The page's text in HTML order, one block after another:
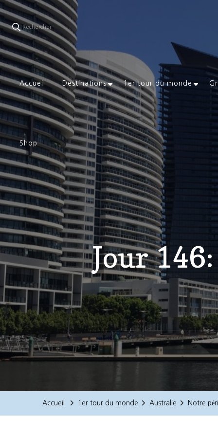
Rechercher
Accueil Destinations 1er tour du monde
Shop
Jour
Accueil 1er tour du monde Australie Notre